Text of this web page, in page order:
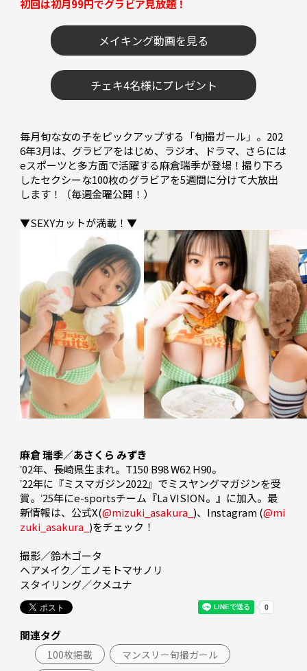
初回は初月99円でグラビア見放題！
メイキング動画を見る
チェキ4名様にプレゼント
毎月旬な女の子をピックアップする「旬撮ガール」。202
6年3月は、グラビアをはじめ、ラジオ、ドラマ、さらには
eスポーツと多方面で活躍する麻倉瑞季が登場！撮り下ろ
したセクシーな100枚のグラビアを5週間に分けて大放出
します！（毎週金曜公開！）
▼SEXYカットが満載！▼
麻倉 瑞季／あさくら みずき
ʼ02年、長崎県生まれ。T150 B98 W62 H90。
ʼ22年に『ミスマガジン2022』でミスヤングマガジンを受
賞。ʼ25年にe-sportsチーム『La VISION。』に加入。最
新情報は、公式X(@mizuki_asakura_ )、Instagram (@mi
zuki_asakura_ )をチェック！
撮影／鈴木ゴータ
ヘアメイク／エノモトマサノリ
スタイリング／クメユナ
関連タグ
100枚掲載
マンスリー旬撮ガール